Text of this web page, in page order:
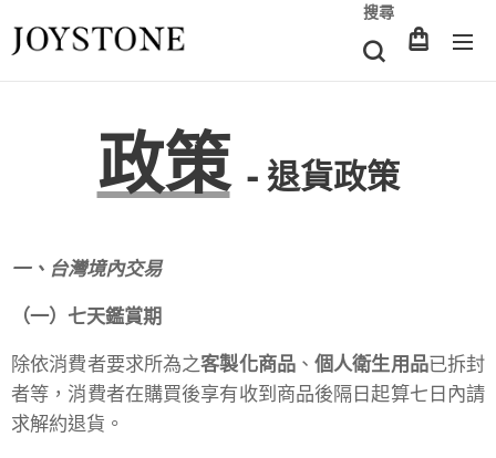
搜尋
政策 - 退貨政策
一、台灣境內交易
（一）七天鑑賞期
除依消費者要求所為之客製化商品、 個人衛生用品已拆封
者等，消費者在購買後享有收到商品後隔日起算七日內請
求解約退貨。